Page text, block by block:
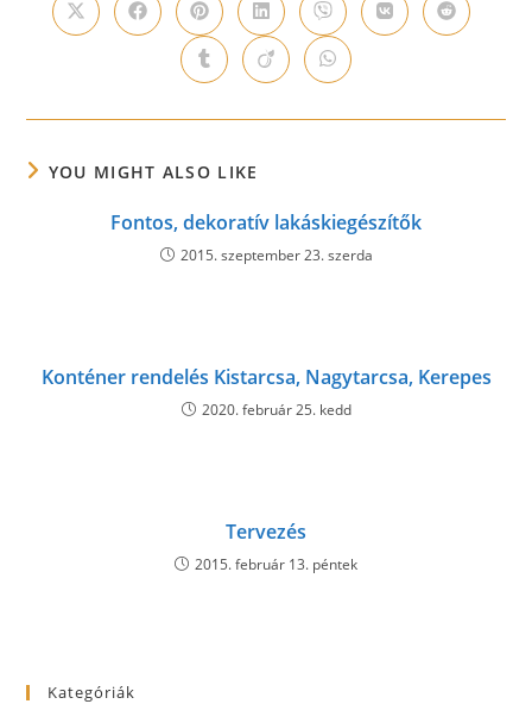
Opens
in
Opens
in
window
Opens
in
a
new
window
Opens
in
a
new
window
Opens
in
a
new
window
Opens
in
Opens
in
Opens
in
new
Opens
in
new
Opens
in
new
YOU MIGHT ALSO LIKE
Fontos, dekoratív lakáskiegészítők
2015. szeptember 23. szerda
Konténer rendelés Kistarcsa, Nagytarcsa, Kerepes
2020. február 25. kedd
Tervezés
2015. február 13. péntek
Kategóriák